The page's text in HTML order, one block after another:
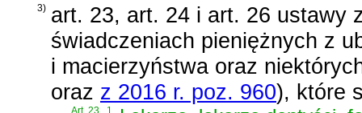
3) art. 23, art. 24 i art. 26 ustawy
świadczeniach pieniężnych z
i macierzyństwa oraz
oraz z 2016 r. poz. 960), które